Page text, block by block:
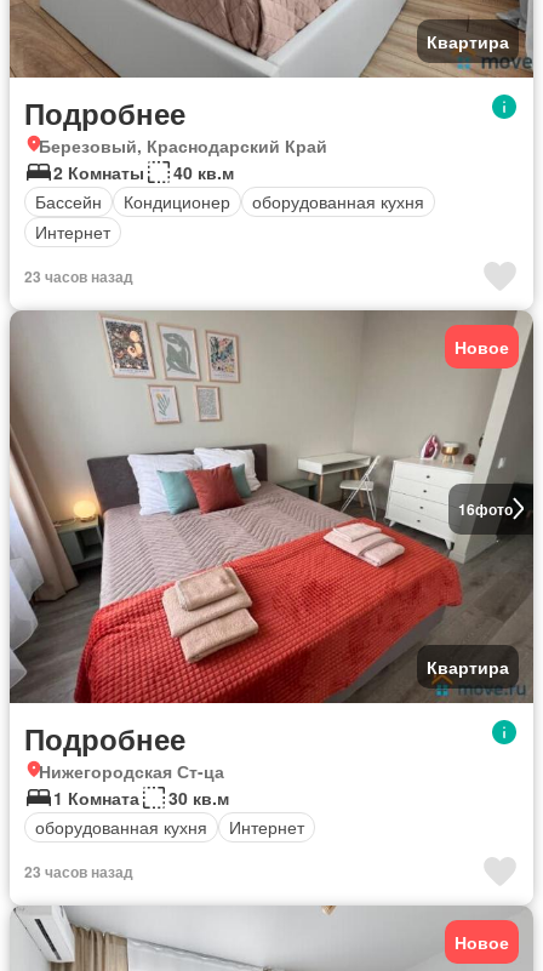
Квартира
Подробнее
Березовый, Краснодарский Край
2 Комнаты
40 кв.м
Бассейн
Кондиционер
оборудованная кухня
Интернет
23 часов назад
16фото
Новое
Квартира
Подробнее
Нижегородская Ст-ца
1 Комната
30 кв.м
оборудованная кухня
Интернет
23 часов назад
Новое